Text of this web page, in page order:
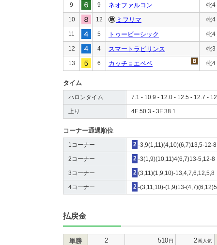
9 9 ネオファルコン 牝4
10 12 ミフリマ 牝4
11 5 トゥービーシック 牝4
12 4 スマートラビリンス 牝3
13 6 カッチョエペペ 牝4
タイム
ハロンタイム 7.1 - 10.9 - 12.0 - 12.5 - 12.7 -
上り 4F 50.3 - 3F 38.1
コーナー通過順位
1コーナー 2 -3,9(1,11)(4,10)(6,7)13,5-12-8
2コーナー 2 -3(1,9)(10,11)4(6,7)13-5,12-8
3コーナー 2 (3,11)(1,9,10)-13,4,7,6,12,5,8
4コーナー 2 -(3,11,10)-(1,9)13-
払戻金
単勝 2 510円 2番人気